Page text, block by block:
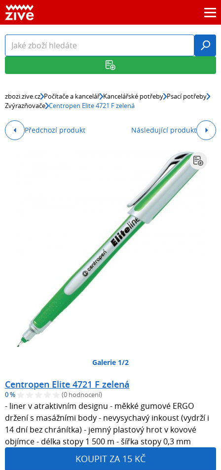
zbozi.zive.cz Počítače a kancelář Kancelářské potřeby Psací potřeby
Zvýrazňovače Centropen Elite 4721 F zelená
Předchozí produkt Následující produkt
Galerie 1/2
Centropen Elite 4721 F zelená
0 % (0 hodnocení)
- liner v atraktivním designu - měkké gumové ERGO
držení s masážními body - nevysychavý inkoust (vydrží i
14 dní bez chránítka) - jemný plastový hrot v kovové
objímce - délka stopy 1 500 m - šířka stopy 0,3 mm
KOUPIT ZA 15 KČ